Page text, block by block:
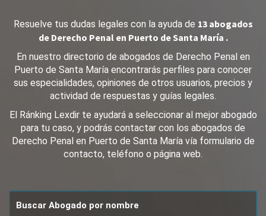
Resuelve tus dudas legales con la ayuda de 13 abogados
de Derecho Penal en Puerto de Santa María .
En nuestro directorio de abogados de Derecho Penal en
Puerto de Santa María encontrarás perfiles para conocer
sus especialidades, opiniones de otros usuarios, precios y
actividad de respuestas y guías legales.
El Ránking Lexdir te ayudará a seleccionar al mejor abogado
para tu caso, y podrás contactar con los abogados de
Derecho Penal en Puerto de Santa María vía formulario de
contacto, teléfono o página web.